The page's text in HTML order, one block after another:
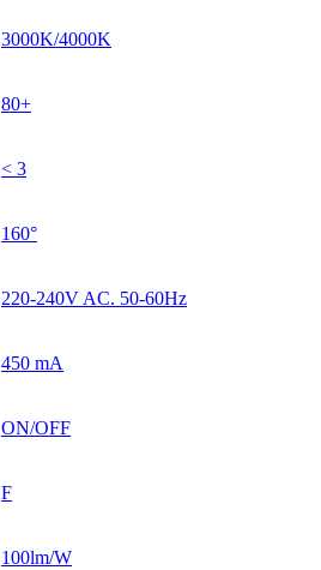
3000K/4000K
80+
< 3
160°
220-240V AC. 50-60Hz
450 mA
ON/OFF
F
100lm/W